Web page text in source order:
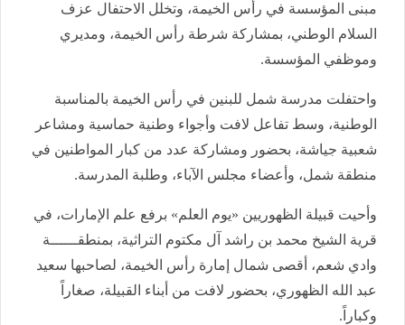
مبنى المؤسسة في رأس الخيمة، وتخلل الاحتفال عزف
السلام الوطني، بمشاركة شرطة رأس الخيمة، ومديري
وموظفي المؤسسة.
واحتفلت مدرسة شمل للبنين في رأس الخيمة بالمناسبة
الوطنية، وسط تفاعل لافت وأجواء وطنية حماسية ومشاعر
شعبية جياشة، بحضور ومشاركة عدد من كبار المواطنين في
منطقة شمل، وأعضاء مجلس الآباء، وطلبة المدرسة.
وأحيت قبيلة الظهوريين «يوم العلم» برفع علم الإمارات، في
قرية الشيخ محمد بن راشد آل مكتوم التراثية، بمنطقــــــة
وادي شعم، أقصى شمال إمارة رأس الخيمة، لصاحبها سعيد
عبد الله الظهوري، بحضور لافت من أبناء القبيلة، صغاراً
وكباراً.